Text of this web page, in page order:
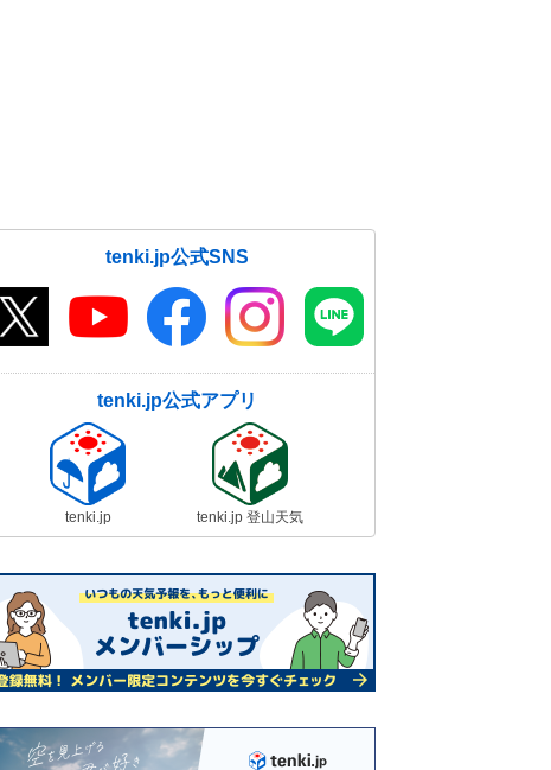
tenki.jp公式SNS
tenki.jp公式アプリ
tenki.jp tenki.jp 登山天気